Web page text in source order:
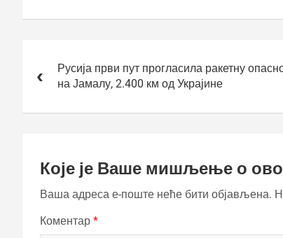
чланкаРусија први пут прогласила ракетну
на Јамалу, 2.400 км од Украјине
Које је Ваше мишљење о
Ваша адреса е-поште неће бити објављена.
Коментар *